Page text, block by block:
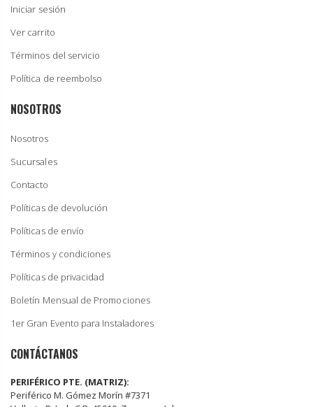
Iniciar sesión
Ver carrito
Términos del servicio
Política de reembolso
NOSOTROS
Nosotros
Sucursales
Contacto
Políticas de devolución
Políticas de envío
Términos y condiciones
Políticas de privacidad
Boletín Mensual de Promociones
1er Gran Evento para Instaladores
CONTÁCTANOS
PERIFÉRICO PTE. (MATRIZ):
Periférico M. Gómez Morín #7371